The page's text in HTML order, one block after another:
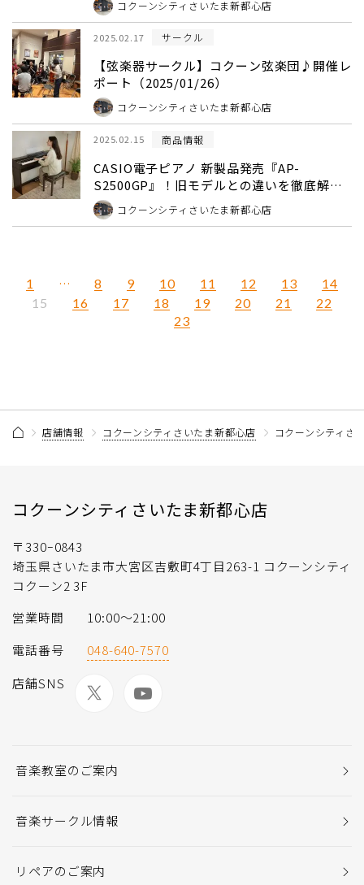
コクーンシティさいたま新都心店
2025.02.17 サークル
【弦楽器サークル】コクーン弦楽団♪開催レ
ポート（2025/01/26）
コクーンシティさいたま新都心店
2025.02.15 商品情報
CASIO電子ピアノ 新製品発売『AP-
S2500GP』！旧モデルとの違いを徹底解
説！ コクーンシティさいたま新都心店
1 … 8 9 10 11 12 13
14
15
16 17 18 19 20 21
22
23
店舗情報 コクーンシティさいたま新都心店 コクーンシティさ
コクーンシティさいたま新都心店
〒330ｰ0843
埼玉県さいたま市大宮区吉敷町4丁目263-1 コクーンシティ
コクーン2 3F
営業時間
10:00～21:00
電話番号
048-640-7570
店舗SNS
音楽教室のご案内
音楽サークル情報
リペアのご案内